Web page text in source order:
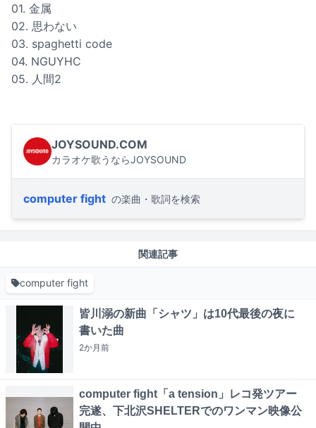
01. 金属
02. 思わない
03. spaghetti code
04. NGUYHC
05. 人間2
JOYSOUND.COM
カラオケ歌うならJOYSOUND
computer fight の楽曲・歌詞を検索
関連記事
computer fight
皆川溺の新曲「シャツ」は10代最後の夜に
書いた曲
2か月前
computer fight「a tension」レコ発ツアー
完遂、下北沢SHELTERでのワンマン映像公